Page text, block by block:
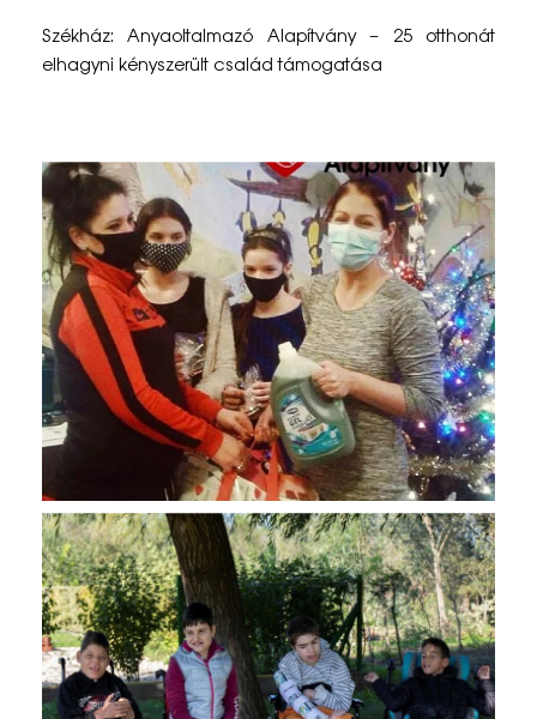
–
2
0
Székház: Anyaoltalmazó Alapítvány – 25 otthonát
elhagyni kényszerült család támogatása